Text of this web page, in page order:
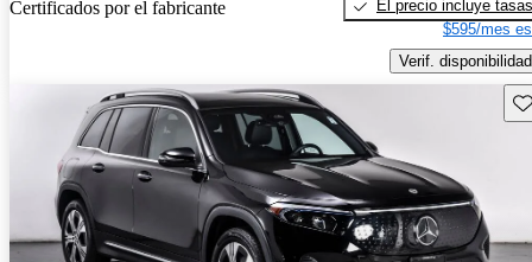
Certificados por el fabricante
El precio incluye tasas
$595/mes
Verif. disponibilidad